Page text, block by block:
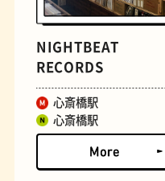
NIGHTBEAT
RECORDS
心斎橋駅
心斎橋駅